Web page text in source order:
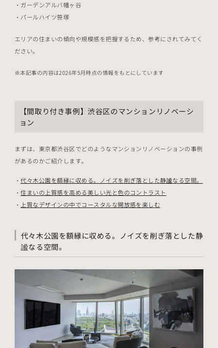
ガーデンアルバ幡ヶ谷
パールハイツ笹塚
エリアの住まいの傾向や規模感を把握するため、参考にされてみてく
ださい。
本記事の内容は2026年5月時点の情報をもとにしています
【間取り付き事例】渋谷区のマンションリノベーシ
ョン
まずは、東京都渋谷区でどのようなマンションリノベーションの事例
があるのかご紹介します。
代々木公園を額縁に収める。ノイズを削ぎ落とした静謐なる空間。
住まいの上質感を高める美しい光と色のコントラスト
上質なデザインの中でコースタルな開放感を楽しむ
代々木公園を額縁に収める。ノイズを削ぎ落とした静
謐なる空間。